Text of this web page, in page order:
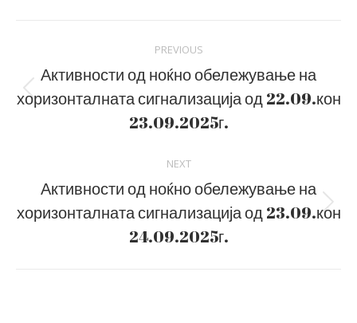
navigation
PREVIOUS
Previous
post:
Активности од ноќно обележување на
хоризонталната сигнализација од 22.09.кон
23.09.2025г.
NEXT
Next
post:
Активности од ноќно обележување на
хоризонталната сигнализација од 23.09.кон
24.09.2025г.